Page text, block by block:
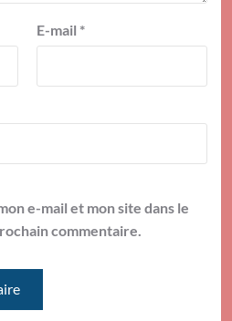
E-mail *
e-mail et mon site dans le
commentaire.